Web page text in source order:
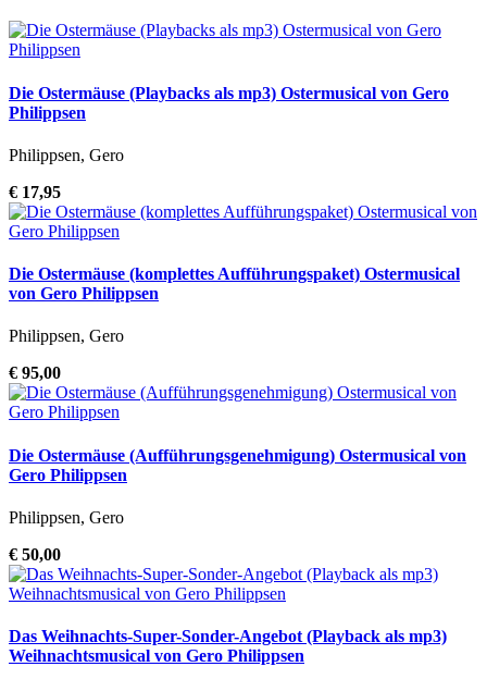
Die Ostermäuse (Playbacks als mp3) Ostermusical von Gero
Philippsen
Philippsen, Gero
€ 17,95
Die Ostermäuse (komplettes Aufführungspaket) Ostermusical
von Gero Philippsen
Philippsen, Gero
€ 95,00
Die Ostermäuse (Aufführungsgenehmigung) Ostermusical von
Gero Philippsen
Philippsen, Gero
€ 50,00
Das Weihnachts-Super-Sonder-Angebot (Playback als mp3)
Weihnachtsmusical von Gero Philippsen